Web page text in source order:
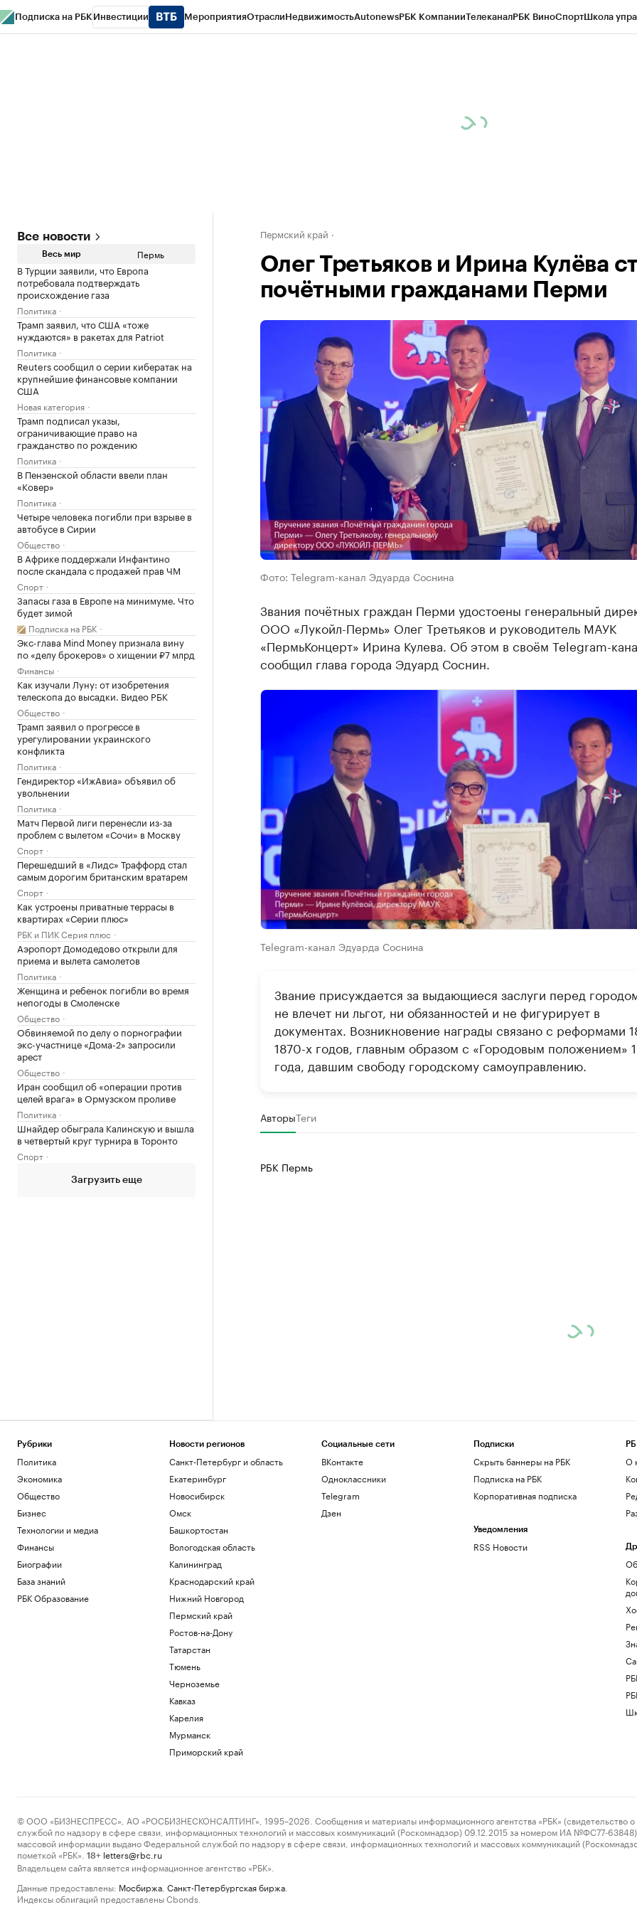
Подписка на РБК Инвестиции МероприятияОтраслиНедвижимостьAutonewsРБК КомпанииТелеканалРБК ВиноСпортШкола
Все новости
Весь мир Пермь
В Турции заявили, что Европа
потребовала подтверждать
происхождение газа
Политика
Трамп заявил, что США «тоже
нуждаются» в ракетах для Patriot
Политика
Reuters сообщил о серии кибератак на
крупнейшие финансовые компании
США
Новая категория
Трамп подписал указы,
ограничивающие право на
гражданство по рождению
Политика
В Пензенской области ввели план
«Ковер»
Политика
Четыре человека погибли при взрыве в
автобусе в Сирии
Общество
В Африке поддержали Инфантино
после скандала с продажей прав ЧМ
Спорт
Запасы газа в Европе на минимуме. Что
будет зимой
Подписка на РБК
Экс-глава Mind Money признала вину
по «делу брокеров» о хищении ₽7 млрд
Финансы
Как изучали Луну: от изобретения
телескопа до высадки. Видео РБК
Общество
Трамп заявил о прогрессе в
урегулировании украинского
конфликта
Политика
Гендиректор «ИжАвиа» объявил об
увольнении
Политика
Матч Первой лиги перенесли из-за
проблем с вылетом «Сочи» в Москву
Спорт
Перешедший в «Лидс» Траффорд стал
самым дорогим британским вратарем
Спорт
Как устроены приватные террасы в
квартирах «Серии плюс»
РБК и ПИК Серия плюс
Аэропорт Домодедово открыли для
приема и вылета самолетов
Политика
Женщина и ребенок погибли во время
непогоды в Смоленске
Общество
Обвиняемой по делу о порнографии
экс-участнице «Дома-2» запросили
арест
Общество
Иран сообщил об «операции против
целей врага» в Ормузском проливе
Политика
Шнайдер обыграла Калинскую и вышла
в четвертый круг турнира в Торонто
Спорт
Загрузить еще
Пермский край
Олег Третьяков и Ирина Кулёва
почётными гражданами Перми
Фото: Telegram-канал Эдуарда Соснина
Звания почётных граждан Перми удостоены генеральный
ООО «Лукойл-Пермь» Олег Третьяков и руководитель МАУК
«ПермьКонцерт» Ирина Кулева. Об этом в своём Telegram-
сообщил глава города Эдуард Соснин.
Telegram-канал Эдуарда Соснина
Звание присуждается за выдающиеся заслуги перед
не влечет ни льгот, ни обязанностей и не фигурирует в
документах. Возникновение награды связано с реформами
1870-х годов, главным образом с «Городовым положением»
года, давшим свободу городскому самоуправлению.
АвторыТеги
РБК Пермь
Рубрики
Политика
Экономика
Общество
Бизнес
Технологии и медиа
Финансы
Биографии
База знаний
РБК Образование
Новости регионов
Санкт-Петербург и область
Екатеринбург
Новосибирск
Омск
Башкортостан
Вологодская область
Калининград
Краснодарский край
Нижний Новгород
Пермский край
Ростов-на-Дону
Татарстан
Тюмень
Черноземье
Кавказ
Карелия
Мурманск
Приморский край
Социальные сети
ВКонтакте
Одноклассники
Telegram
Дзен
Подписки
Скрыть баннеры на РБК
Подписка на РБК
Корпоративная подписка
Уведомления
RSS Новости
О
© ООО «БИЗНЕСПРЕСС», АО «РОСБИЗНЕСКОНСАЛТИНГ», 1995–2026. Сообщения и материалы информационного агентства «РБК» (свидетельство о
службой по надзору в сфере связи, информационных технологий и массовых коммуникаций (Роскомнадзор) 09.12.2015 за номером ИА №ФС77-63848)
массовой информации выдано Федеральной службой по надзору в сфере связи, информационных технологий и массовых коммуникаций
пометкой «РБК».
18+ letters@rbc.ru
Владельцем сайта является информационное агентство «РБК».
Данные предоставлены: Мосбиржа Санкт-Петербургская биржа
Индексы облигаций предоставлены Cbonds.